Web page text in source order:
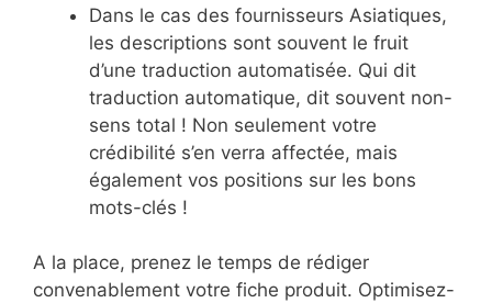
Dans le cas des fournisseurs Asiatiques,
les descriptions sont souvent le fruit
d’une traduction automatisée. Qui dit
traduction automatique, dit souvent non-
sens total ! Non seulement votre
crédibilité s’en verra affectée, mais
également vos positions sur les bons
mots-clés !
A la place, prenez le temps de rédiger
convenablement votre fiche produit. Optimisez-